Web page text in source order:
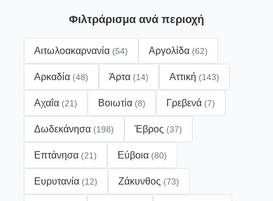
Φιλτράρισμα ανά περιοχή
Αιτωλοακαρνανία (54) Αργολίδα (62)
Αρκαδία (48) Άρτα (14) Αττική (143)
Αχαΐα (21) Βοιωτία (8) Γρεβενά (7)
Δωδεκάνησα (198) Έβρος (37)
Επτάνησα (21) Εύβοια (80)
Ευρυτανία (12) Ζάκυνθος (73)